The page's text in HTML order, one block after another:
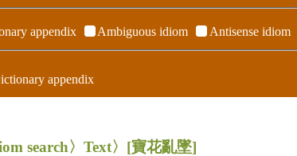
appendix Ambiguous idiom Antisense idiom
appendix
search〉Text〉 [寶花亂墜]